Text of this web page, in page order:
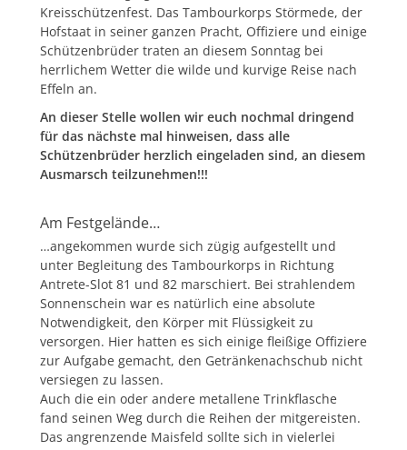
Kreisschützenfest. Das Tambourkorps Störmede, der
Hofstaat in seiner ganzen Pracht, Offiziere und einige
Schützenbrüder traten an diesem Sonntag bei
herrlichem Wetter die wilde und kurvige Reise nach
Effeln an.
An dieser Stelle wollen wir euch nochmal dringend
für das nächste mal hinweisen, dass alle
Schützenbrüder herzlich eingeladen sind, an diesem
Ausmarsch teilzunehmen!!!
Am Festgelände…
…angekommen wurde sich zügig aufgestellt und
unter Begleitung des Tambourkorps in Richtung
Antrete-Slot 81 und 82 marschiert. Bei strahlendem
Sonnenschein war es natürlich eine absolute
Notwendigkeit, den Körper mit Flüssigkeit zu
versorgen. Hier hatten es sich einige fleißige Offiziere
zur Aufgabe gemacht, den Getränkenachschub nicht
versiegen zu lassen.
Auch die ein oder andere metallene Trinkflasche
fand seinen Weg durch die Reihen der mitgereisten.
Das angrenzende Maisfeld sollte sich in vielerlei